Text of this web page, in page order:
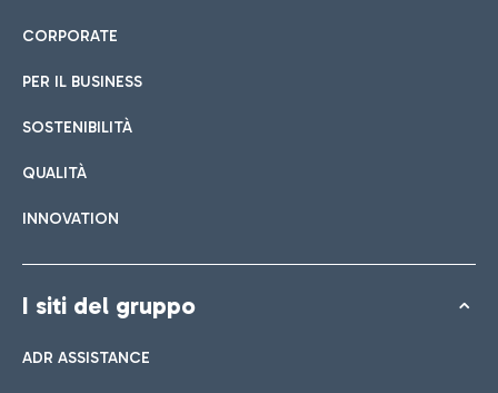
CORPORATE
PER IL BUSINESS
SOSTENIBILITÀ
QUALITÀ
INNOVATION
I siti del gruppo
ADR ASSISTANCE